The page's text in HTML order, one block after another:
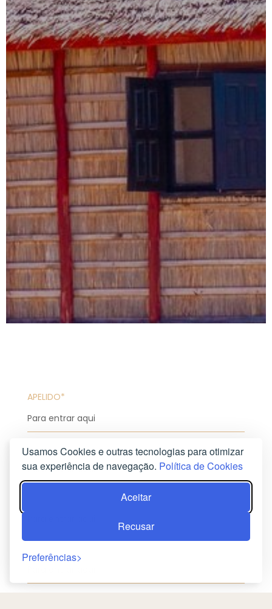
Usamos Cookies e outras tecnologias para otimizar
sua experiência de navegação. Política de Cookies
Aceitar
Recusar
Preferências
APELIDO*
ENDEREÇO DE E-MAIL*